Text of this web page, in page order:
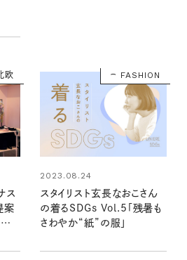
欧
ス
案
FASHION
2023.08.24
スタイリスト玄長なおこさん
の着るSDGs Vol.5「残暑も
さわやか“紙”の服」